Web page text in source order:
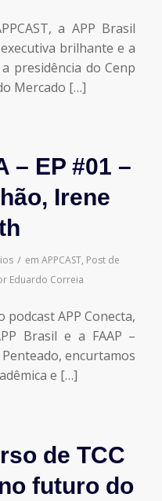
a APP Brasil
brilhante e a
presidência do Cenp
Mercado […]
– EP #01 –
Irene
/ em APPCAST, Post de
Eduardo Correia
APP Conecta,
Brasil e a FAAP –
encurtamos
e […]
de TCC
futuro do